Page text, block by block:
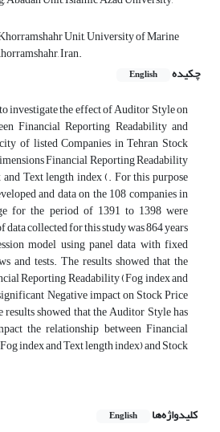
Unit, University of Marine
Iran.
چکیده
English
investigate the effect of Auditor Style on
Financial Reporting Readability and
of listed Companies in Tehran Stock
Financial Reporting Readability
Text length index (. For this purpose
and data on the 108 companies in
for the period of 1391 to 1398 were
collected for this study was 864 years
model using panel data with fixed
and tests. The results showed that the
Reporting Readability (Fog index and
Negative impact on Stock Price
showed that the Auditor Style has
the relationship between Financial
index and Text length index) and Stock
کلیدواژه‌ها English